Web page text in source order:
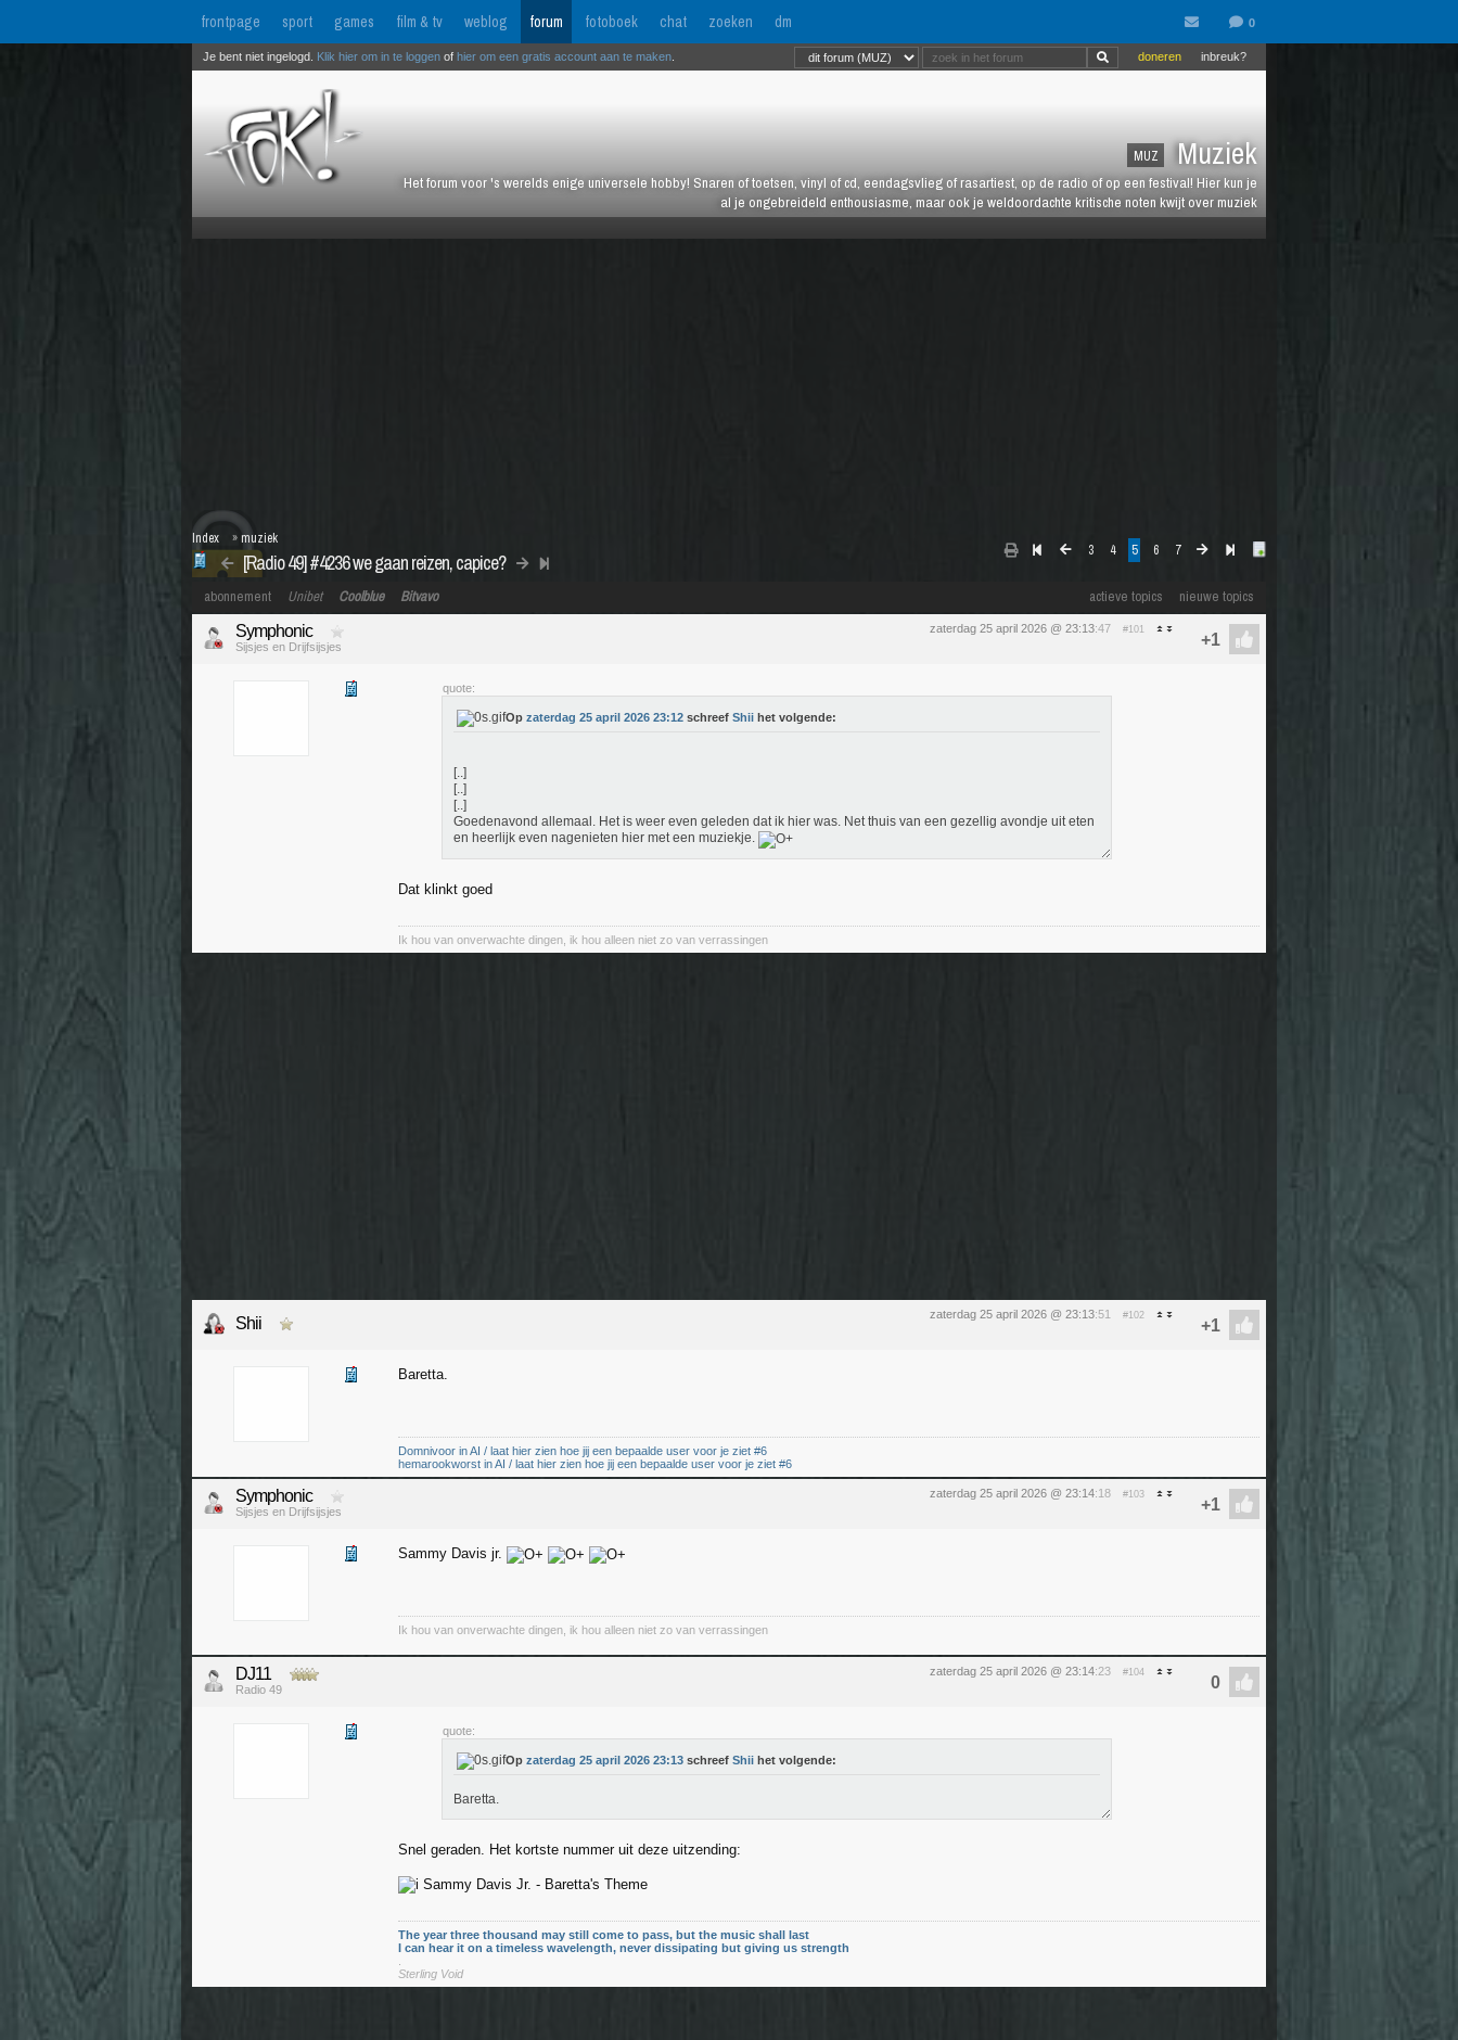
frontpage sport games film & tv weblog forum fotoboek chat zoeken dm
MUZ Muziek
Het forum voor 's werelds enige universele hobby! Snaren of toetsen, vinyl of cd, eendagsvlieg of rasartiest, op de radio of op een festival! Hier kun je
al je ongebreideld enthousiasme, maar ook je weldoordachte kritische noten kwijt over muziek
inbreuk?
doneren
Je bent niet ingelogd. Klik hier om in te loggen of hier om een gratis account aan te maken
3 4 5 6 7
[Radio 49] #4236 we gaan reizen, capice?
Index » muziek
actieve topics nieuwe topics
abonnement Unibet Coolblue Bitvavo
zaterdag 25 april 2026 @ 23:13:47 #101
Symphonic
Sijsjes en Drijfsijsjes
quote:
Op zaterdag 25 april 2026 23:12 schreef Shii het volgende:
[..]
[..]
[..]
Goedenavond allemaal. Het is weer even geleden dat ik hier was. Net thuis van een gezellig avondje uit eten
en heerlijk even nagenieten hier met een muziekje.
Dat klinkt goed
Ik hou van onverwachte dingen, ik hou alleen niet zo van verrassingen
zaterdag 25 april 2026 @ 23:13:51 #102
Shii
Baretta.
Domnivoor in AI / laat hier zien hoe jij een bepaalde user voor je ziet #6
hemarookworst in AI / laat hier zien hoe jij een bepaalde user voor je ziet #6
zaterdag 25 april 2026 @ 23:14:18 #103
Symphonic
Sijsjes en Drijfsijsjes
Sammy Davis jr.
Ik hou van onverwachte dingen, ik hou alleen niet zo van verrassingen
zaterdag 25 april 2026 @ 23:14:23 #104
DJ11
Radio 49
quote:
Op zaterdag 25 april 2026 23:13 schreef Shii het volgende:
Baretta.
Snel geraden. Het kortste nummer uit deze uitzending:
Sammy Davis Jr. - Baretta's Theme
The year three thousand may still come to pass, but the music shall last
I can hear it on a timeless wavelength, never dissipating but giving us strength
Sterling Void